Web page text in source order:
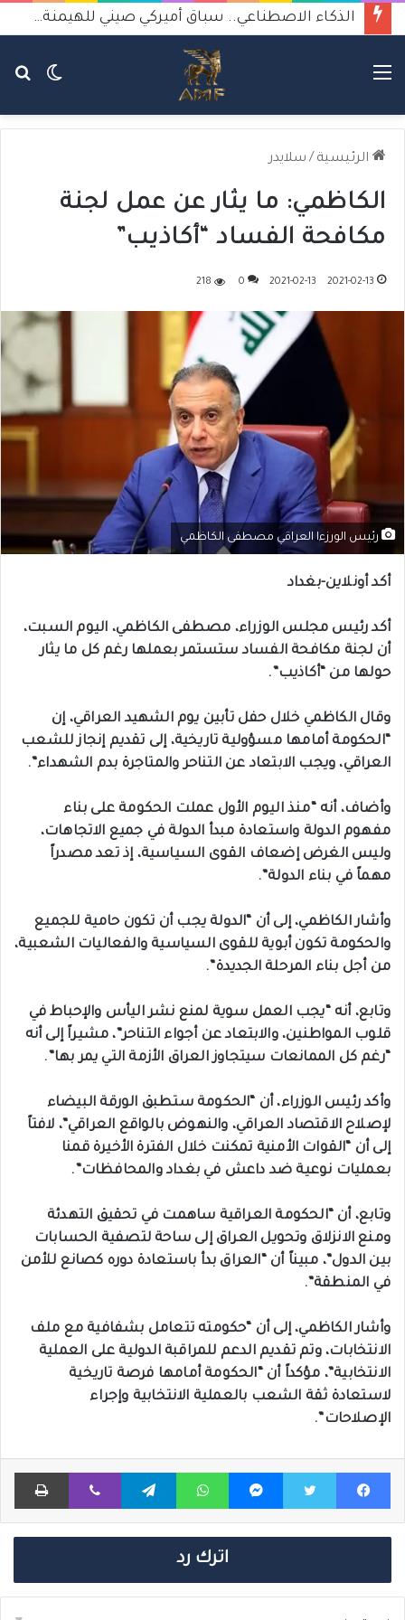
الذكاء الاصطناعي.. سباق أميركي صيني للهيمنة يثير القلق
الوضع
القائمة
الرئيسية / سلايدر
الكاظمي: ما يثار عن عمل لجنة
مكافحة الفساد “أكاذيب”
2021-02-13
2021-02-13
0
218
رئيس الورزءا العراقي مصطفى الكاظمي
أكد أونلاين-بغداد
أكد رئيس مجلس الوزراء، مصطفى الكاظمي، اليوم السبت،
أن لجنة مكافحة الفساد ستستمر بعملها رغم كل ما يثار
حولها من “أكاذيب”.
وقال الكاظمي خلال حفل تأبين يوم الشهيد العراقي، إن
“الحكومة أمامها مسؤولية تاريخية، إلى تقديم إنجاز للشعب
العراقي، ويجب الابتعاد عن التناحر والمتاجرة بدم الشهداء”.
وأضاف، أنه “منذ اليوم الأول عملت الحكومة على بناء
مفهوم الدولة واستعادة مبدأ الدولة في جميع الاتجاهات،
وليس الغرض إضعاف القوى السياسية، إذ تعد مصدراً
مهماً في بناء الدولة”.
وأشار الكاظمي، إلى أن “الدولة يجب أن تكون حامية للجميع
والحكومة تكون أبوية للقوى السياسية والفعاليات الشعبية،
من أجل بناء المرحلة الجديدة”.
وتابع، أنه “يجب العمل سوية لمنع نشر اليأس والإحباط في
قلوب المواطنين، والابتعاد عن أجواء التناحر”، مشيراً إلى أنه
“رغم كل الممانعات سيتجاوز العراق الأزمة التي يمر بها”.
وأكد رئيس الوزراء، أن “الحكومة ستطبق الورقة البيضاء
لإصلاح الاقتصاد العراقي، والنهوض بالواقع العراقي”، لافتاً
إلى أن “القوات الأمنية تمكنت خلال الفترة الأخيرة قمنا
بعمليات نوعية ضد داعش في بغداد والمحافظات”.
وتابع، أن “الحكومة العراقية ساهمت في تحقيق التهدئة
ومنع الانزلاق وتحويل العراق إلى ساحة لتصفية الحسابات
بين الدول”، مبيناً أن “العراق بدأ باستعادة دوره كصانع للأمن
في المنطقة”.
وأشار الكاظمي، إلى أن “حكومته تتعامل بشفافية مع ملف
الانتخابات، وتم تقديم الدعم للمراقبة الدولية على العملية
الانتخابية”، مؤكداً أن “الحكومة أمامها فرصة تاريخية
لاستعادة ثقة الشعب بالعملية الانتخابية وإجراء
الإصلاحات”.
فيسبوك تويتر ماسنجر واتساب تيلقرام ڤايبر
اترك رد